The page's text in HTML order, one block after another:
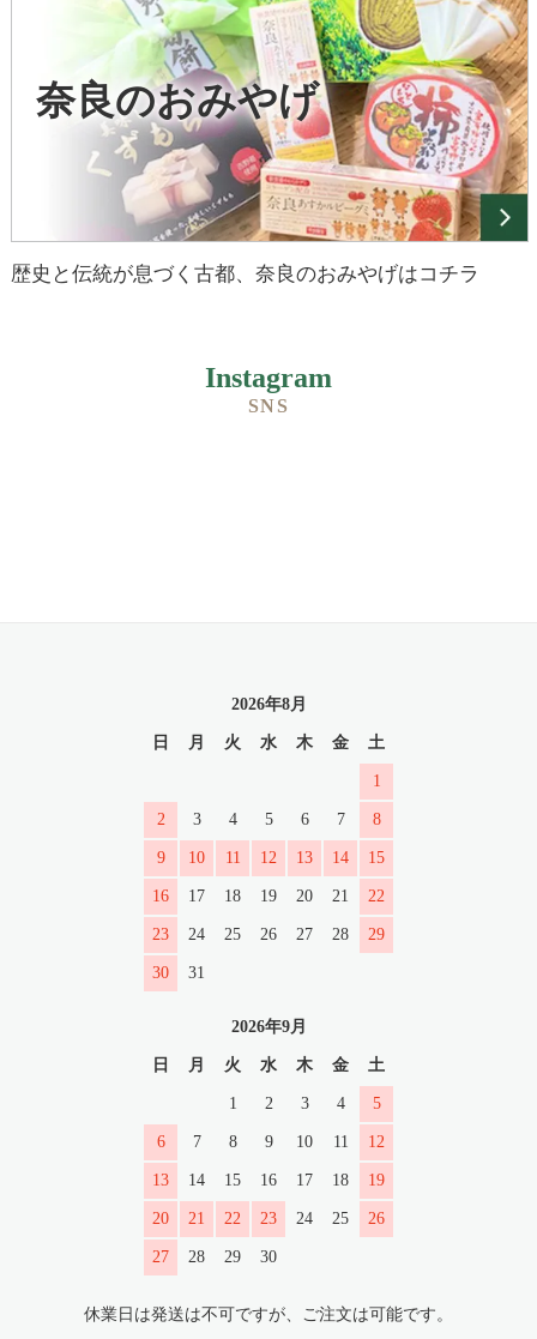
奈良のおみやげ
歴史と伝統が息づく古都、奈良のおみやげはコチラ
Instagram
SNS
2026年8月
日 月 火 水 木 金 土
1
2 3 4 5 6 7 8
9 10 11 12 13 14 15
16 17 18 19 20 21 22
23 24 25 26 27 28 29
30 31
2026年9月
日 月 火 水 木 金 土
1 2 3 4 5
6 7 8 9 10 11 12
13 14 15 16 17 18 19
20 21 22 23 24 25 26
27 28 29 30
休業日は発送は不可ですが、ご注文は可能です。